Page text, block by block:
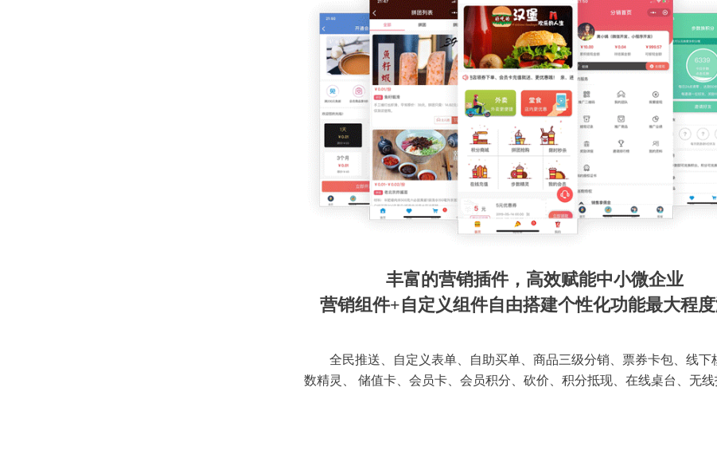
丰富的营销插件，高效赋能中小微企业
营销组件+自定义组件自由搭建个性化功能最大程
全民推送、自定义表单、自助买单、商品三级分销、票券卡包、线下
数精灵、 储值卡、会员卡、会员积分、砍价、积分抵现、在线桌台、无线